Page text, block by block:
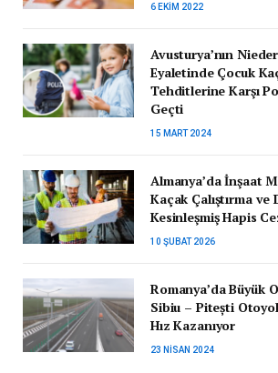
6 EKIM 2022
Avusturya’nın
Eyaletinde Çocuk
Tehditlerine Karşı
Geçti
15 MART 2024
Almanya’da İnşaat
Kaçak Çalıştırma ve
Kesinleşmiş Hapis
10 ŞUBAT 2026
Romanya’da Büyük
Sibiu – Pitești
Hız Kazanıyor
23 NISAN 2024